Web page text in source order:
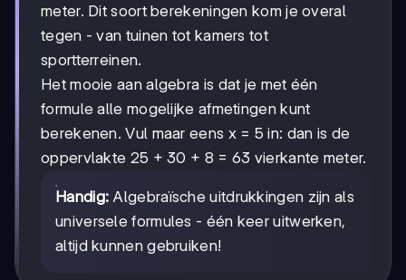
meter. Dit soort berekeningen kom je overal
tegen - van tuinen tot kamers tot
sportterreinen.
Het mooie aan algebra is dat je met één
formule alle mogelijke afmetingen kunt
berekenen. Vul maar eens x = 5 in: dan is de
oppervlakte 25 + 30 + 8 = 63 vierkante meter.
Handig: Algebraïsche uitdrukkingen zijn als
universele formules - één keer uitwerken,
altijd kunnen gebruiken!